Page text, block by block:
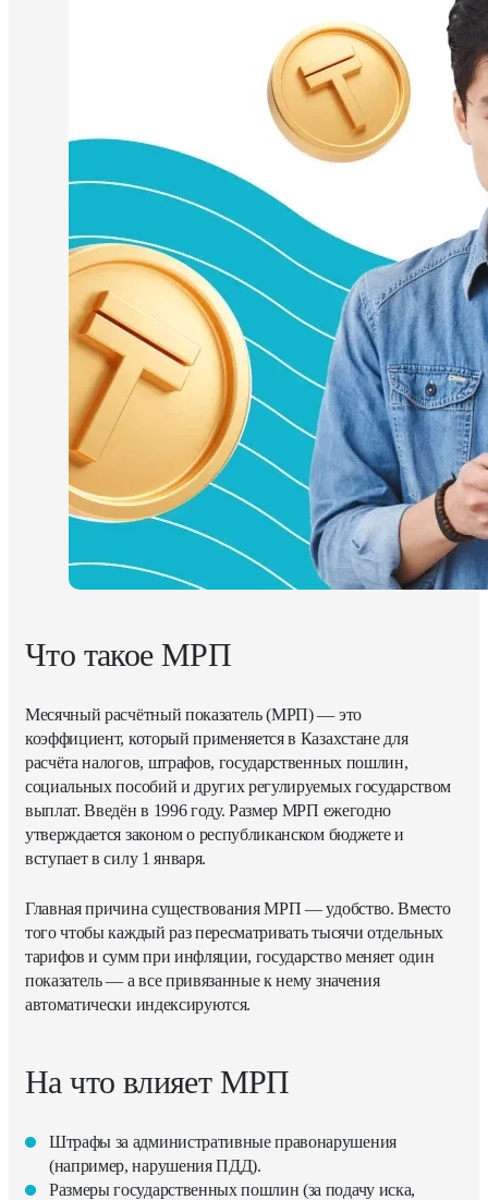
Что такое МРП
Месячный расчётный показатель (МРП) — это
коэффициент, который применяется в Казахстане для
расчёта налогов, штрафов, государственных пошлин,
социальных пособий и других регулируемых государством
выплат. Введён в 1996 году. Размер МРП ежегодно
утверждается законом о республиканском бюджете и
вступает в силу 1 января.
Главная причина существования МРП — удобство. Вместо
того чтобы каждый раз пересматривать тысячи отдельных
тарифов и сумм при инфляции, государство меняет один
показатель — а все привязанные к нему значения
автоматически индексируются.
На что влияет МРП
Штрафы за административные правонарушения
(например, нарушения ПДД).
Размеры государственных пошлин (за подачу иска,